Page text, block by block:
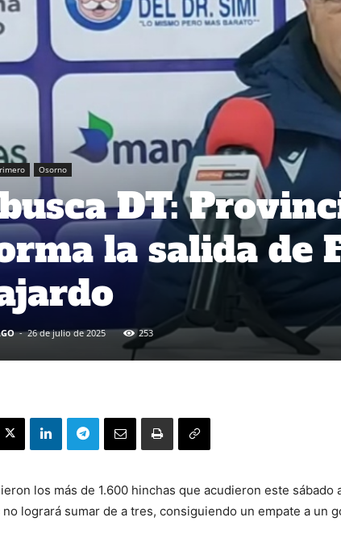
Osorno
DT:
la salida de
- 26 de julio de 2025 253
los más de 1.600 hinchas que acudieron este sábado
logrará sumar de a tres, consiguiendo un empate a un